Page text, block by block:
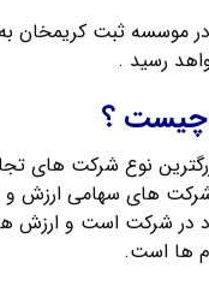
موسسه ثبت کریمخان
رسید .
؟
نوع شرکت های
های سهامی ارزش و
در شرکت است و ارزش
ها است.